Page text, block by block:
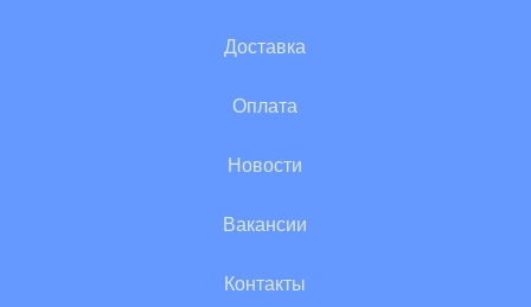
Доставка
Оплата
Новости
Вакансии
Контакты